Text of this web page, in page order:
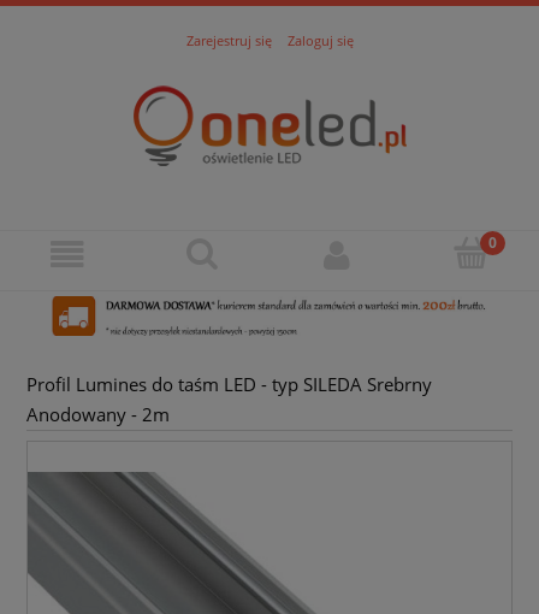
Zarejestruj się Zaloguj się
Profil Lumines do taśm LED - typ SILEDA Srebrny
Anodowany - 2m